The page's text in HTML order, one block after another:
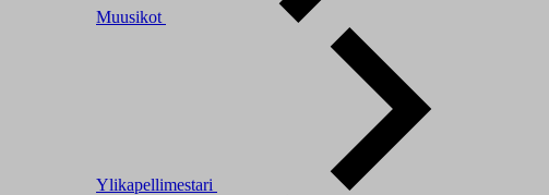
Muusikot
Ylikapellimestari